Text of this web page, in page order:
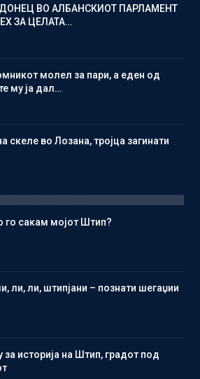
ВО АЛБАНСКИОТ ПАРЛАМЕНТ
ЗА ЦЕЛАТА…
молел за пари, а еден од
му ја дал…
скеле во Лозана, тројца загинати
го сакам мојот Штип?
ли, ли, штипјани – познати шегаџии
за историја на Штип, градот под